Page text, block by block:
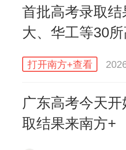
首批高考录取结
大、华工等30
数线
打开南方+查看
广东高考今天
取结果来南方+